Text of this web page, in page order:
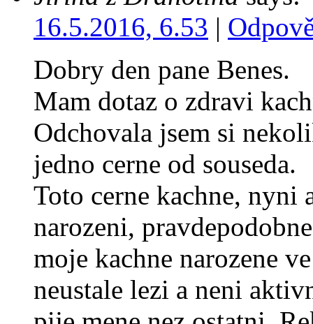
16.5.2016, 6.53 |
Dobry den pane Benes.
Mam dotaz o zdravi
Odchovala jsem si
jedno cerne od souseda.
Toto cerne kachne, nyni
narozeni,
moje kachne narozene
neustale lezi a neni